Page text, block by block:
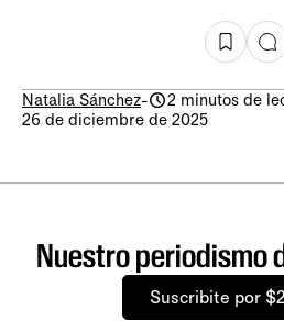
Natalia Sánchez-
2 minutos de
26 de diciembre de 2025
Nuestro periodismo
Suscribite por